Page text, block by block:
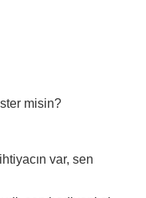
misin?
var, sen